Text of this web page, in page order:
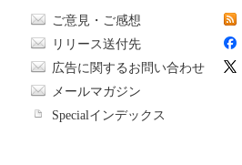
ご意見・ご感想
リリース送付先
広告に関するお問い合わせ
メールマガジン
Specialインデックス